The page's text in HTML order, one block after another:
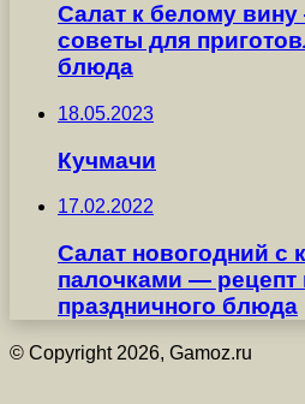
Салат к белому
советы для
блюда
18.05.2023
Кучмачи
17.02.2022
Салат новогодний с
палочками — рецепт
праздничного блюда
© Copyright 2026, Gamoz.ru